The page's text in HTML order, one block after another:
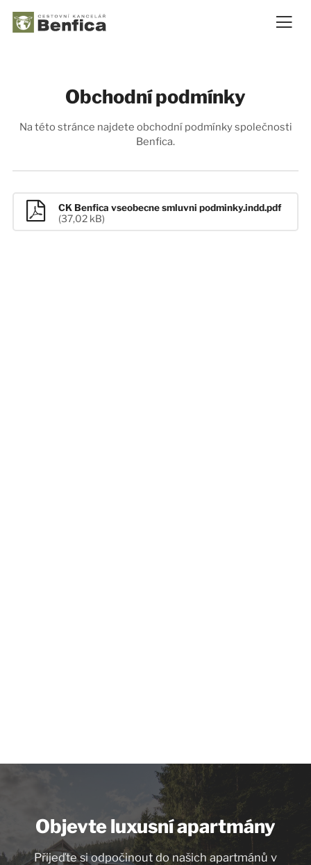
Obchodní podmínky
Na této stránce najdete obchodní podmínky společnosti
Benfica.
CK Benfica vseobecne smluvni podminky.indd.pdf
(37,02 kB)
Objevte luxusní apartmány
Přijeďte si odpočinout do našich apartmánů v